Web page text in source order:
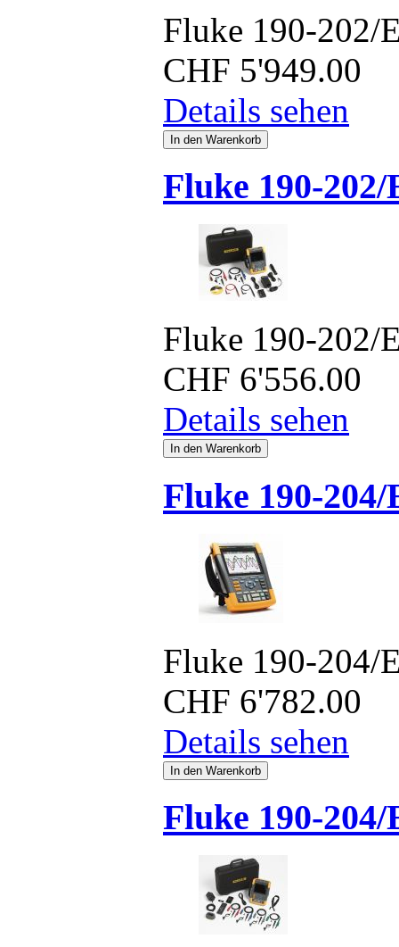
Fluke 190-202/
CHF 5'949.00
Details sehen
Fluke 190-202/
Fluke 190-202/
CHF 6'556.00
Details sehen
Fluke 190-204/
Fluke 190-204/
CHF 6'782.00
Details sehen
Fluke 190-204/